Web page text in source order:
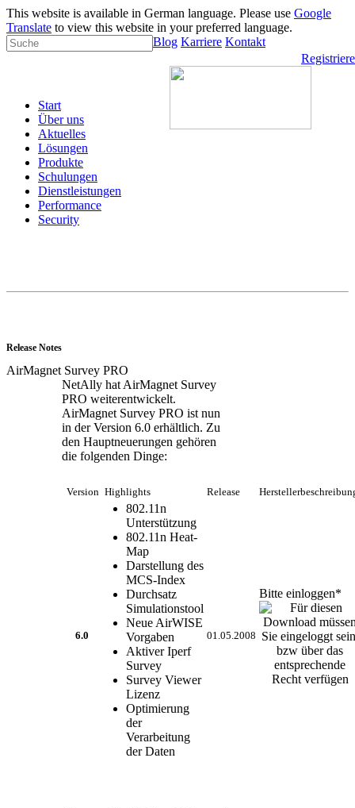
This website is available in German language. Please use Google
Translate to view this website in your preferred language.
Blog Karriere Kontakt
Start
Über uns
Aktuelles
Lösungen
Produkte
Schulungen
Dienstleistungen
Performance
Security
Release Notes
AirMagnet Survey PRO
NetAlly hat AirMagnet Survey
PRO weiterentwickelt.
AirMagnet Survey PRO ist nun
in der Version 6.0 erhältlich. Zu
den Hauptneuerungen gehören
die folgenden Dinge:
Version Highlights Release
6.0
802.11n
Unterstützung
802.11n Heat-
Map
Darstellung des
MCS-Index
Durchsatz
Simulationstool
Neue AirWISE
Vorgaben
Aktiver Iperf
Survey
Survey Viewer
Lizenz
Optimierung
der
Verarbeitung
der Daten
01.05.2008
Bitte einloggen*